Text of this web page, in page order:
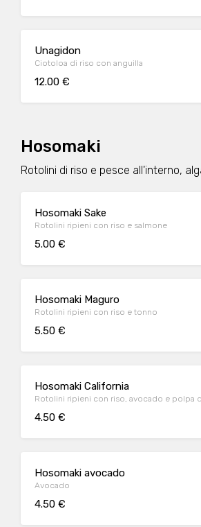
Unagidon
Ciotoloa di riso con anguilla
12.00 €
Hosomaki
Rotolini di riso e pesce all'interno,
Hosomaki Sake
Rotolini ripieni con riso e salmone
5.00 €
Hosomaki Maguro
Rotolini ripieni con riso e tonno
5.50 €
Hosomaki California
Rotolini ripieni con riso, avocado e polpa
4.50 €
Hosomaki avocado
Avocado
4.50 €